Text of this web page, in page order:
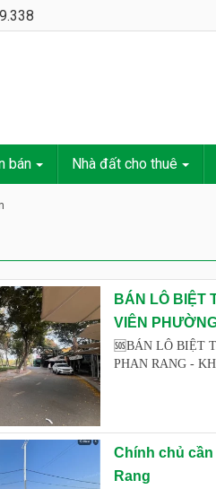
bán Nhà đất cho thuê
BÁN LÔ BIỆT
VIÊN
🆘BÁN LÔ BIỆT
PHAN RANG -
Chính chủ
Rang